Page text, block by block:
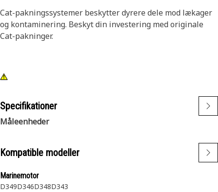
Cat-pakningssystemer beskytter dyrere dele mod lækager
og kontaminering. Beskyt din investering med originale
Cat-pakninger.
Specifikationer
Måleenheder
Kompatible modeller
Marinemotor
D349D346D348D343